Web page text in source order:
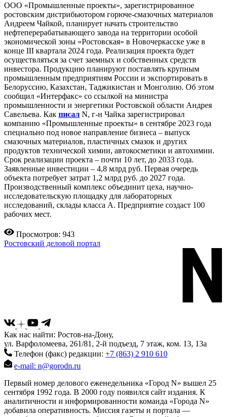
ООО «Промышленные проекты», зарегистрированное
ростовским дистрибьютором горюче-смазочных материалов
Андреем Чайкой, планирует начать строительство
нефтеперерабатывающего завода на территории особой
экономической зоны «Ростовская» в Новочеркасске уже в
конце III квартала 2024 года. Реализация проекта будет
осуществляться за счет заемных и собственных средств
инвестора. Продукцию планируют поставлять крупным
промышленным предприятиям России и экспортировать в
Белоруссию, Казахстан, Таджикистан и Монголию. Об этом
сообщил «Интерфакс» со ссылкой на министра
промышленности и энергетики Ростовской области Андрея
Савельева. Как писал N, г-н Чайка зарегистрировал
компанию «Промышленные проекты» в сентябре 2023 года
специально под новое направление бизнеса – выпуск
смазочных материалов, пластичных смазок и других
продуктов технической химии, автокосметики и автохимии.
Срок реализации проекта – почти 10 лет, до 2033 года.
Заявленные инвестиции – 4,8 млрд руб. Первая очередь
объекта потребует затрат 1,2 млрд руб. до 2027 года.
Производственный комплекс объединит цеха, научно-
исследовательскую площадку для лабораторных
исследований, склады класса А. Предприятие создаст 100
рабочих мест.
Просмотров: 943
Ростовский деловой портал
Как нас найти: Ростов-на-Дону,
ул. Варфоломеева, 261/81, 2-й подъезд, 7 этаж, ком. 13, 13а
Телефон (факс) редакции: +7 (863) 2 910 610
e-mail: n@gorodn.ru
Первый номер делового еженедельника «Город N» вышел 25
сентября 1992 года. В 2000 году появился сайт издания. К
аналитичности и информированности команда «Города N»
добавила оперативность. Миссия газеты и портала —